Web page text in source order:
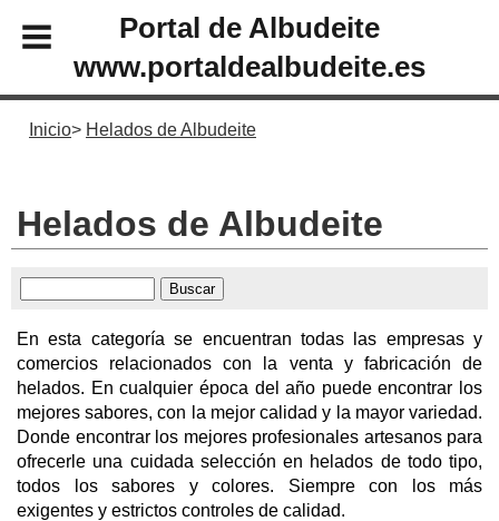
Portal de Albudeite
www.portaldealbudeite.es
Inicio Helados de Albudeite
Helados de Albudeite
En esta categoría se encuentran todas las empresas y
comercios relacionados con la venta y fabricación de
helados. En cualquier época del año puede encontrar los
mejores sabores, con la mejor calidad y la mayor variedad.
Donde encontrar los mejores profesionales artesanos para
ofrecerle una cuidada selección en helados de todo tipo,
todos los sabores y colores. Siempre con los más
exigentes y estrictos controles de calidad.